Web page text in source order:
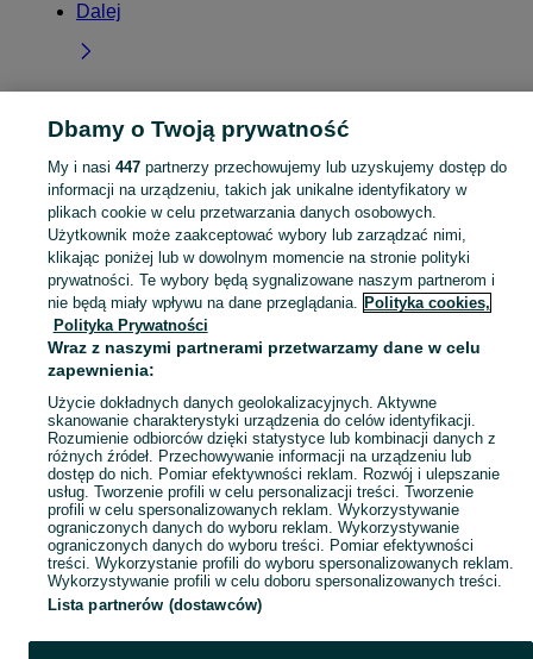
Dalej
Strona główna Podkarpackie Zarębki
KATEGORIA
Skorzystaj z największego serwisu ogłoszeniowego - Zarębki i okolice! Kupuj to, czego pragniesz i sprzedawaj to, czego już nie potrzebujesz! Zobacz
Mapa kategorii
Mapa miejscowości
Mapa ministron
Popularne wyszukiwania
Dbamy o Twoją prywatność
My i nasi 447partnerzy przechowujemy lub uzyskujemy dostęp do
informacji na urządzeniu, takich jak unikalne identyfikatory w
plikach cookie w celu przetwarzania danych osobowych.
Użytkownik może zaakceptować wybory lub zarządzać nimi,
klikając poniżej lub w dowolnym momencie na stronie polityki
prywatności. Te wybory będą sygnalizowane naszym partnerom i
nie będą miały wpływu na dane przeglądania. Polityka cookies,
Polityka Prywatności
Wraz z naszymi partnerami przetwarzamy dane w celu
zapewnienia:
Użycie dokładnych danych geolokalizacyjnych. Aktywne
skanowanie charakterystyki urządzenia do celów identyfikacji.
Rozumienie odbiorców dzięki statystyce lub kombinacji danych z
różnych źródeł. Przechowywanie informacji na urządzeniu lub
dostęp do nich. Pomiar efektywności reklam. Rozwój i ulepszanie
usług. Tworzenie profili w celu personalizacji treści. Tworzenie
profili w celu spersonalizowanych reklam. Wykorzystywanie
ograniczonych danych do wyboru reklam. Wykorzystywanie
ograniczonych danych do wyboru treści. Pomiar efektywności
treści. Wykorzystanie profili do wyboru spersonalizowanych reklam.
Wykorzystywanie profili w celu doboru spersonalizowanych treści.
Lista partnerów (dostawców)